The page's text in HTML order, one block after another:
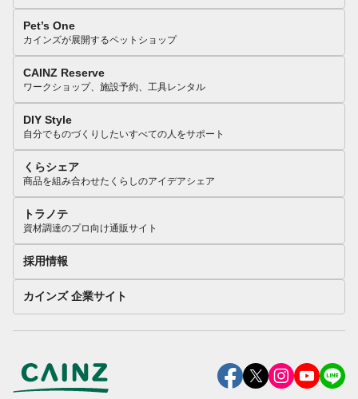
Pet’s One
カインズが展開するペットショップ
CAINZ Reserve
ワークショップ、施設予約、工具レンタル
DIY Style
自分でものづくりしたいすべての人をサポート
くらシェア
商品を組み合わせたくらしのアイデアシェア
トラノテ
資材調達のプロ向け通販サイト
採用情報
カインズ 企業サイト